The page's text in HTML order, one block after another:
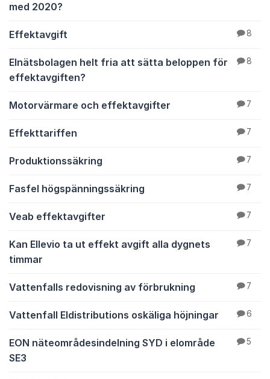
med 2020?
Effektavgift 8
Elnätsbolagen helt fria att sätta beloppen för
effektavgiften?
8
Motorvärmare och effektavgifter 7
Effekttariffen 7
Produktionssäkring 7
Fasfel högspänningssäkring 7
Veab effektavgifter 7
Kan Ellevio ta ut effekt avgift alla dygnets
timmar
7
Vattenfalls redovisning av förbrukning 7
Vattenfall Eldistributions oskäliga höjningar 6
EON näteområdesindelning SYD i elområde
SE3
5